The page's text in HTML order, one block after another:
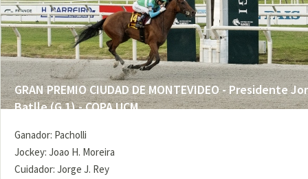
GRAN PREMIO CIUDAD DE MONTEVIDEO - Presidente
Batlle (G 1) - COPA UCM
Ganador: Pacholli
Jockey: Joao H. Moreira
Cuidador: Jorge J. Rey